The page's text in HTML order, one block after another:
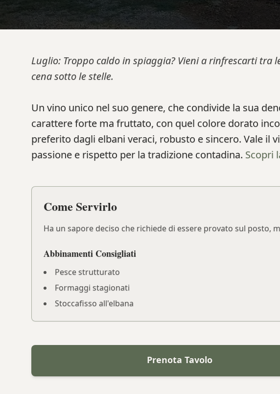
Luglio: Troppo caldo in spiaggia? Vieni a rinfrescarti
cena sotto le stelle.
Un vino unico nel suo genere, che condivide la sua
carattere forte ma fruttato, con quel colore dorato
preferito dagli elbani veraci, robusto e sincero. Vale
passione e rispetto per la tradizione contadina. Scopri
Come Servirlo
Ha un sapore deciso che richiede di essere provato sul posto,
Abbinamenti Consigliati
Pesce strutturato
Formaggi stagionati
Stoccafisso all'elbana
Prenota Tavolo